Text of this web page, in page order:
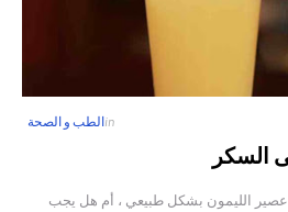
inالطب و الصحة
السكر
الليمون بشكل طبيعي ، أم هل يجب